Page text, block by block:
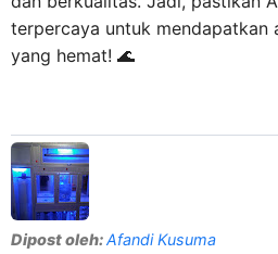
terpercaya untuk mendapatkan
yang hemat! 🌊
Dipost oleh:Afandi Kusuma